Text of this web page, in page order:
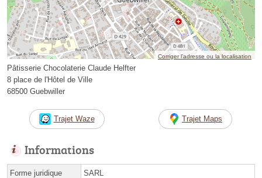
Corriger l’adresse ou la localisation
Pâtisserie Chocolaterie Claude Helfter
8 place de l'Hôtel de Ville
68500 Guebwiller
Trajet Waze Trajet Maps
Informations
Forme juridique SARL